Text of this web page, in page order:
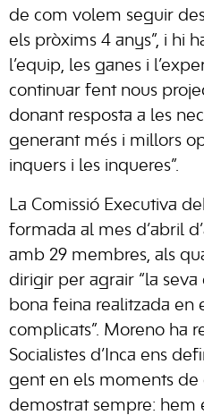
de com volem seguir
els pròxims 4 anys”, i hi
l’equip, les ganes i
continuar fent nous
donant resposta a les
generant més i millors
inquers i les inqueres”.
La Comissió Executiva
formada al mes d’abril
amb 29 membres, als
dirigir per agrair “la seva
bona feina realitzada en
complicats”. Moreno ha
Socialistes d’Inca ens
gent en els moments de
demostrat sempre: hem